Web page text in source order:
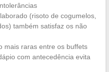
(risoto de cogumelos,
também satisfaz os não
mais raras entre os buffets
com antecedência evita